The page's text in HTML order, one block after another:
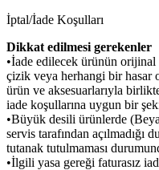
İptal/İade Koşulları
Dikkat edilmesi gerekenler
•İade edilecek ürünün orijinal
çizik veya herhangi bir hasar
ürün ve aksesuarlarıyla
iade koşullarına uygun bir
•Büyük desili ürünlerde
servis tarafından açılmadığı
tutanak tutulmaması
•İlgili yasa gereği faturasız